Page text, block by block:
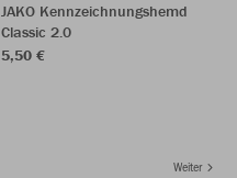
JAKO Kennzeichnungshemd
Classic 2.0
5,50 €
Weiter